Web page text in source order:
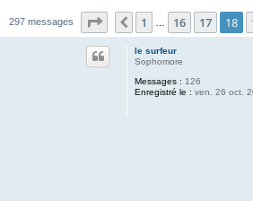
297 messages Page 18 sur 20
Précédente
1 16 17 18
le surfeur
Sophomore
Messages : 126
Enregistré le : ven. 26 oct.